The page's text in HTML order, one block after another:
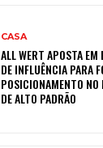
CASA
ALL WERT APOSTA
DE INFLUÊNCIA PARA
POSICIONAMENTO
DE ALTO PADRÃO